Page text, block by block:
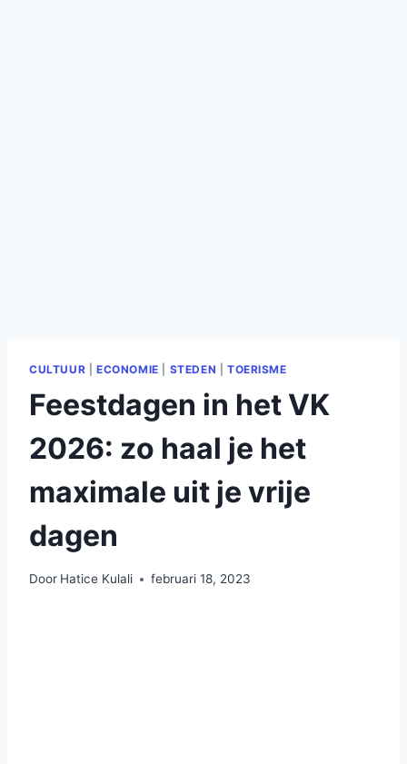
CULTUUR ECONOMIE STEDEN TOERISME
Feestdagen in het VK
2026: zo haal je het
maximale uit je vrije
dagen
Door Hatice Kulali februari 18, 2023